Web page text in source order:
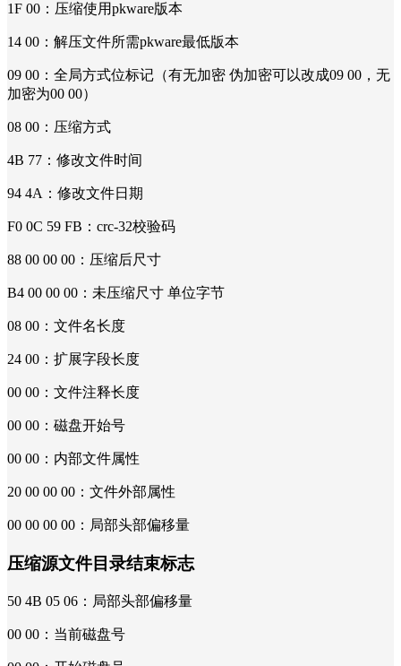
1F 00：压缩使用pkware版本
14 00：解压文件所需pkware最低版本
09 00：全局方式位标记（有无加密 伪加密可以改成09 00，无
加密为00 00）
08 00：压缩方式
4B 77：修改文件时间
94 4A：修改文件日期
F0 0C 59 FB：crc-32校验码
88 00 00 00：压缩后尺寸
B4 00 00 00：未压缩尺寸 单位字节
08 00：文件名长度
24 00：扩展字段长度
00 00：文件注释长度
00 00：磁盘开始号
00 00：内部文件属性
20 00 00 00：文件外部属性
00 00 00 00：局部头部偏移量
压缩源文件目录结束标志
50 4B 05 06：局部头部偏移量
00 00：当前磁盘号